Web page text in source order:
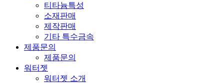
티타늄특성
소재판매
제작판매
기타 특수금속
제품문의
제품문의
워터젯
워터젯 소개